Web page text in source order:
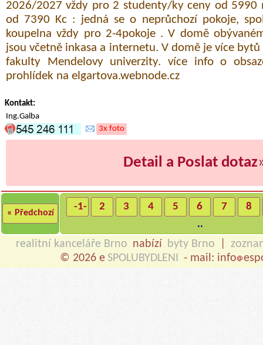
2026/2027 vždy pro 2 studenty/ky ceny od 5990
od 7390 Kc : jedná se o neprůchozí pokoje,
koupelna vždy pro 2-4pokoje . V domě
jsou včetně inkasa a internetu. V domě je více bytů
fakulty Mendelovy univerzity. více info o
prohlídek na elgartova.webnode.cz
Kontakt:
Ing.Galba
3x foto
Detail a Poslat dotaz
« Předchozí
-1- 2 3 4 5 6 7
8
..
realitní kanceláře Brno nabízí byty Brno
© 2026 e SPOLUBYDLENI - mail: info